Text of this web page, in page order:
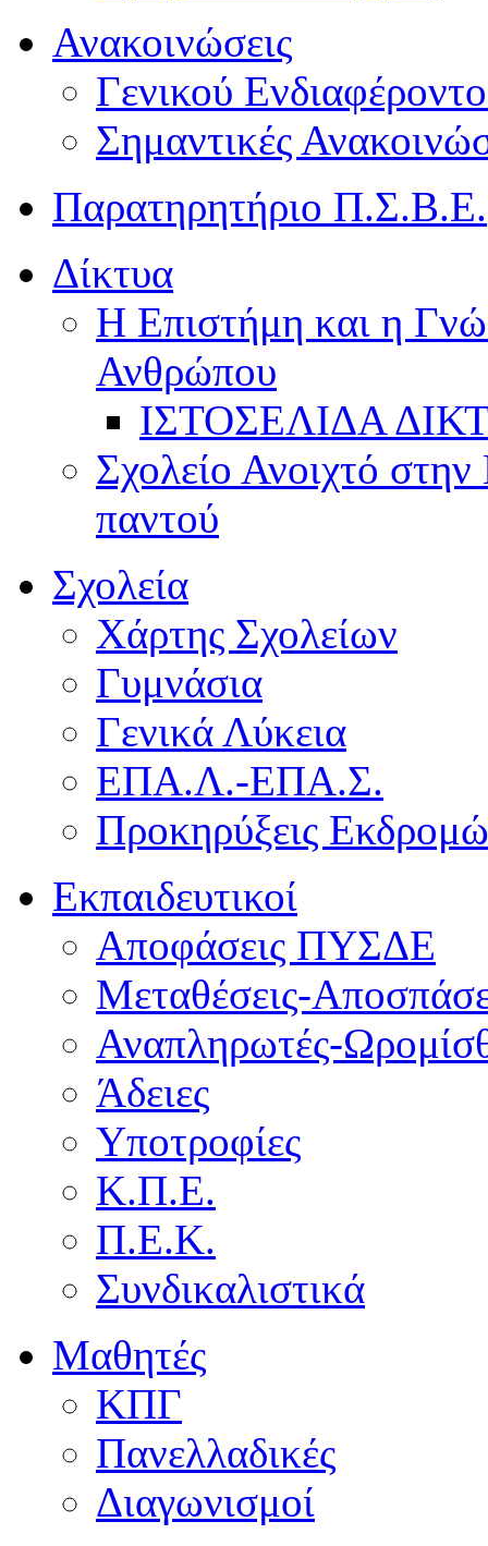
Ανακοινώσεις
Γενικού
Σημαντικές
Παρατηρητήριο Π.Σ.Β.Ε.
Δίκτυα
Η Επιστήμη και η
Ανθρώπου
ΙΣΤΟΣΕΛΙΔΑ
Σχολείο Ανοιχτό
παντού
Σχολεία
Χάρτης Σχολείων
Γυμνάσια
Γενικά Λύκεια
ΕΠΑ.Λ.-ΕΠΑ.Σ.
Προκηρύξεις
Εκπαιδευτικοί
Αποφάσεις ΠΥΣΔΕ
Μεταθέσεις-
Αναπληρωτές-
Άδειες
Υποτροφίες
Κ.Π.Ε.
Π.Ε.Κ.
Συνδικαλιστικά
Μαθητές
ΚΠΓ
Πανελλαδικές
Διαγωνισμοί